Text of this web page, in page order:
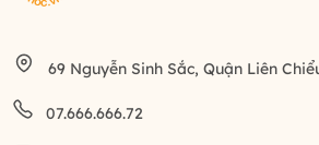
69 Nguyễn Sinh Sắc, Quận Liên
07.666.666.72